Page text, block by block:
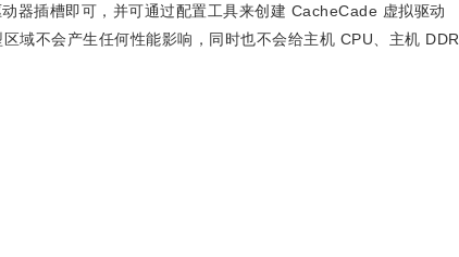
器插槽即可，并可通过配置工具来创建 CacheCade 虚拟驱动
域不会产生任何性能影响，同时也不会给主机 CPU、主机 DDR